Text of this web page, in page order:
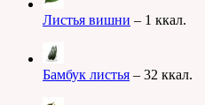
Листья вишни – 1 ккал.
Бамбук листья – 32 ккал.